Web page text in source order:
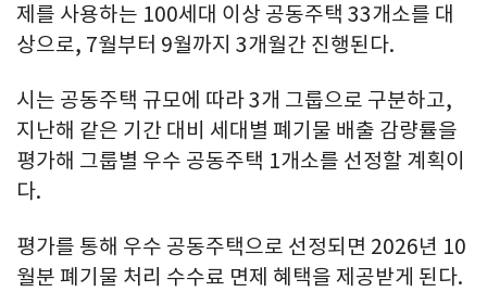
제를 사용하는 100세대 이상 공동주택 33개소를 대
상으로, 7월부터 9월까지 3개월간 진행된다.
시는 공동주택 규모에 따라 3개 그룹으로 구분하고,
지난해 같은 기간 대비 세대별 폐기물 배출 감량률을
평가해 그룹별 우수 공동주택 1개소를 선정할 계획이
다.
평가를 통해 우수 공동주택으로 선정되면 2026년 10
월분 폐기물 처리 수수료 면제 혜택을 제공받게 된다.